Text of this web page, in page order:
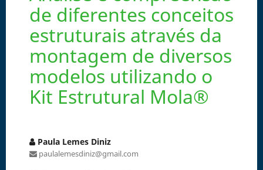
de diferentes conceitos
estruturais através da
montagem de diversos
modelos utilizando o
Kit Estrutural Mola®
Paula Lemes Diniz
paulalemesdiniz@gmail.com